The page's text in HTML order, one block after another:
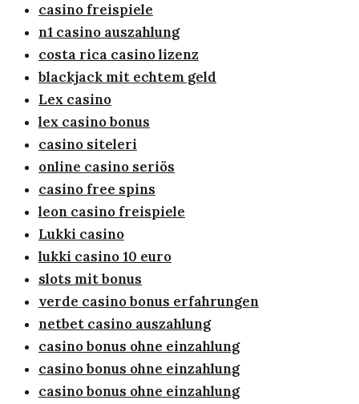
casino freispiele
n1 casino auszahlung
costa rica casino lizenz
blackjack mit echtem geld
Lex casino
lex casino bonus
casino siteleri
online casino seriös
casino free spins
leon casino freispiele
Lukki casino
lukki casino 10 euro
slots mit bonus
verde casino bonus erfahrungen
netbet casino auszahlung
casino bonus ohne einzahlung
casino bonus ohne einzahlung
casino bonus ohne einzahlung